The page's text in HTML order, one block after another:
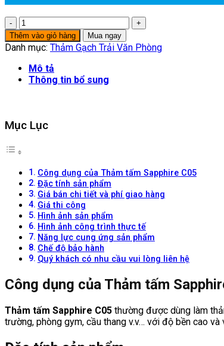
Thảm
tấm
Sapphire
số
lượng
Thêm vào giỏ hàng Mua ngay
Danh mục: Thảm Gạch Trải Văn Phòng
Mô tả
Thông tin bổ sung
Mục Lục
Công dụng của Thảm tấm Sapphire C05
Đặc tính sản phẩm
Giá bán chi tiết và phí giao hàng
Giá thi công
Hình ảnh sản phẩm
Hình ảnh công trình thực tế
Năng lực cung ứng sản phẩm
Chế độ bảo hành
Quý khách có nhu cầu vui lòng liên hệ
Công dụng của Thảm tấm
Thảm tấm Sapphire C05 thường được dùng làm
trường, phòng gym, cầu thang v.v… với độ bền cao và